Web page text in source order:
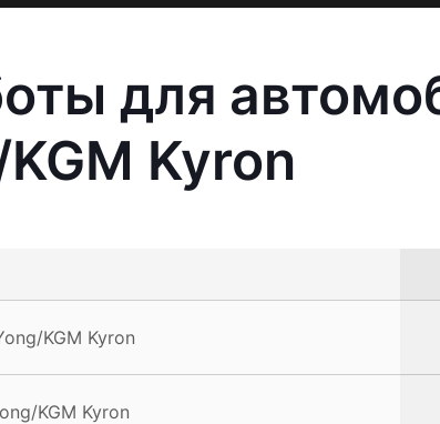
для
Kyron
KGM Kyron
KGM Kyron